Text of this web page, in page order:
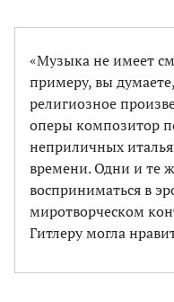
«Музыка не имеет
примеру, вы
религиозное
оперы композитор
неприличных
времени. Одни и те
восприниматься в
миротворческом
Гитлеру могла